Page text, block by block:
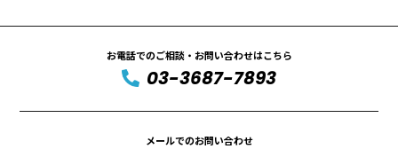
お電話でのご相談・お問い合わせはこちら
03-3687-7893
メールでのお問い合わせ